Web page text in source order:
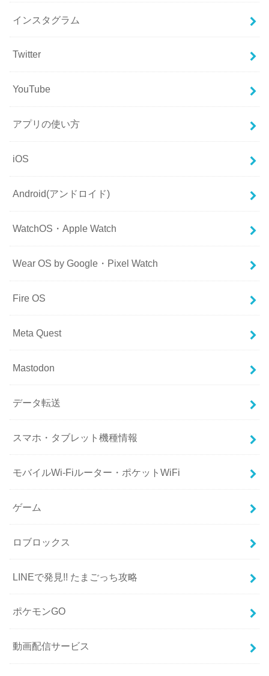
インスタグラム
Twitter
YouTube
アプリの使い方
iOS
Android(アンドロイド)
WatchOS・Apple Watch
Wear OS by Google・Pixel Watch
Fire OS
Meta Quest
Mastodon
データ転送
スマホ・タブレット機種情報
モバイルWi-Fiルーター・ポケットWiFi
ゲーム
ロブロックス
LINEで発見!! たまごっち攻略
ポケモンGO
動画配信サービス